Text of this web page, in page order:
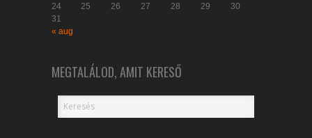
24
25 26 27 28 29
30
31
« aug
MEGTALÁLOD, AMIT KERESŐ